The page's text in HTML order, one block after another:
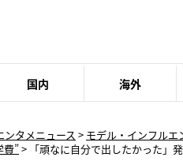
国内 海外
ンタメニュース > モデル・インフルエ
費”> 「頑なに自分で出したかった